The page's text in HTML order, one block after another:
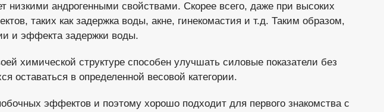
низкими андрогенными свойствами. Скорее всего, даже при высоких
таких как задержка воды, акне, гинекомастия и т.д. Таким образом,
и эффекта задержки воды.
химической структуре способен улучшать силовые показатели без
оставаться в определенной весовой категории.
эффектов и поэтому хорошо подходит для первого знакомства с